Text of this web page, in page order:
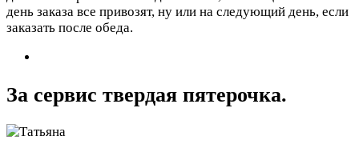
день заказа все привозят, ну или на следующий день, если
заказать после обеда.
За сервис твердая пятерочка.